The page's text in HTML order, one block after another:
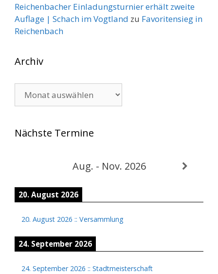
Reichenbacher Einladungsturnier erhält zweite
Auflage | Schach im Vogtland zu Favoritensieg in
Reichenbach
Archiv
Nächste Termine
Aug. - Nov. 2026
20. August 2026
20. August 2026 :: Versammlung
24. September 2026
24. September 2026 :: Stadtmeisterschaft